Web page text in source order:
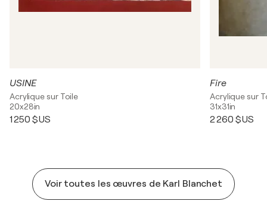
USINE
Acrylique sur Toile
20x28in
1 250 $US
Fire
Acrylique sur
31x31in
2 260 $US
Voir toutes les œuvres de Karl Blanchet